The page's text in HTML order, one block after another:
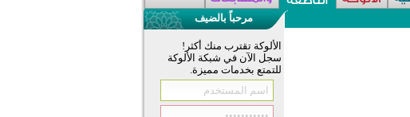
مرحباً بالضيف
الألوكة تقترب منك أكثر!
سجل الآن في شبكة الألوكة
للتمتع بخدمات مميزة.